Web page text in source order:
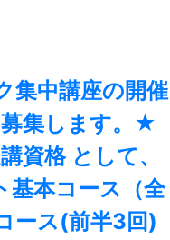
集中講座の開催
集します。★
資格 として、
本コース（全
ース(前半3回)